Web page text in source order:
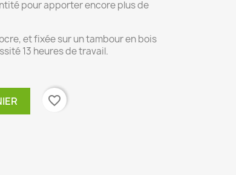
pour apporter encore plus de
et fixée sur un tambour en bois
13 heures de travail.
favorite_border